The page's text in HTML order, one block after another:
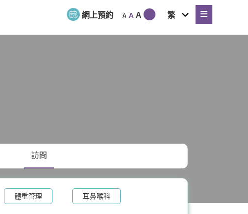
網上預約 A A A 繁
expand
child
menu
訪問
體重管理 耳鼻喉科